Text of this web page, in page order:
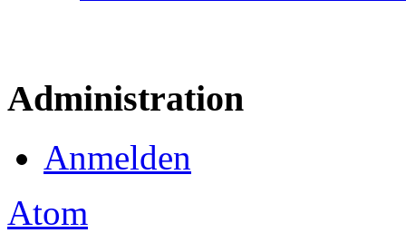
Administration
Anmelden
Atom